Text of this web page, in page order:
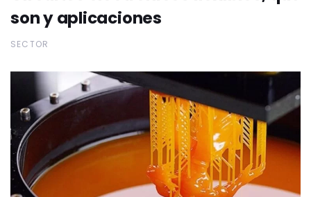
son y aplicaciones
SECTOR